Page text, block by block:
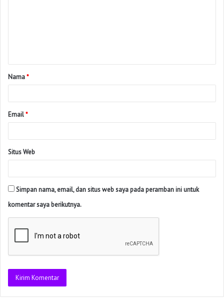
Nama*
Email*
Situs Web
Simpan nama, email, dan situs web saya pada peramban ini untuk
komentar saya berikutnya.